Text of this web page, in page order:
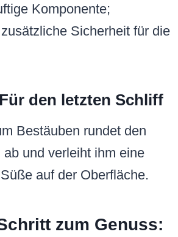
Komponente;
Sicherheit für die
den letzten Schliff
Bestäuben rundet den
und verleiht ihm eine
auf der Oberfläche.
zum Genuss: